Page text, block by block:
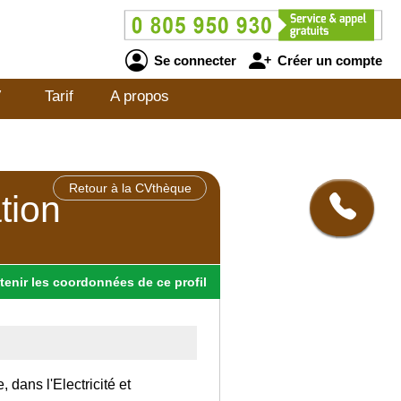
Se connecter Créer un compte
Tarif A propos
Retour à la CVthèque
les coordonnées de ce profil
dans l'Electricité et